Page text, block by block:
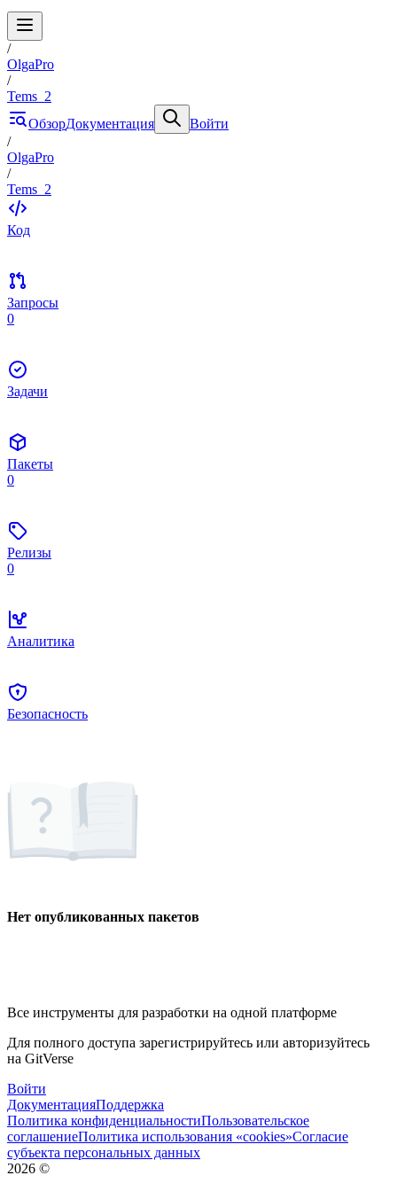
/
OlgaPro
/
Tems_2
ОбзорДокументация
Войти
/
OlgaPro
/
Tems_2
Код
Запросы
0
Задачи
Пакеты
0
Релизы
0
Аналитика
Безопасность
Нет опубликованных пакетов
Все инструменты для разработки на одной платформе
Для полного доступа зарегистрируйтесь или авторизуйтесь
на GitVerse
Войти
ДокументацияПоддержка
Политика конфиденциальностиПользовательское
соглашениеПолитика использования «cookies»Согласие
субъекта персональных данных
2026 ©